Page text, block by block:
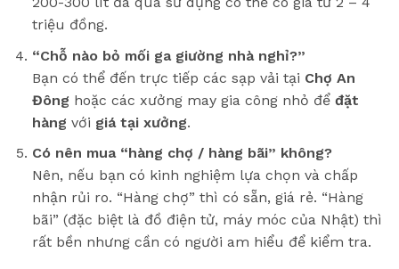
triệu đồng.
“Chỗ nào bỏ mối ga giường nhà nghỉ?”
Bạn có thể đến trực tiếp các sạp vải tại Chợ An
Đông hoặc các xưởng may gia công nhỏ để đặt
hàng với giá tại xưởng.
Có nên mua “hàng chợ / hàng bãi” không?
Nên, nếu bạn có kinh nghiệm lựa chọn và chấp
nhận rủi ro. “Hàng chợ” thì có sẵn, giá rẻ. “Hàng
bãi” (đặc biệt là đồ điện tử, máy móc của Nhật) thì
rất bền nhưng cần có người am hiểu để kiểm tra.